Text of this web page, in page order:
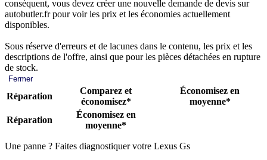
conséquent, vous devez créer une nouvelle demande de devis sur
autobutler.fr pour voir les prix et les économies actuellement
disponibles.
Sous réserve d'erreurs et de lacunes dans le contenu, les prix et les
descriptions de l'offre, ainsi que pour les pièces détachées en rupture
de stock.
Fermer
Réparation
Comparez et
économisez*
Économisez en
moyenne*
Réparation
Économisez en
moyenne*
Une panne ? Faites diagnostiquer votre Lexus Gs